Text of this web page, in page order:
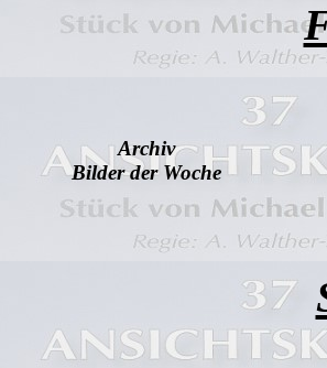
Archiv
Bilder der Woche